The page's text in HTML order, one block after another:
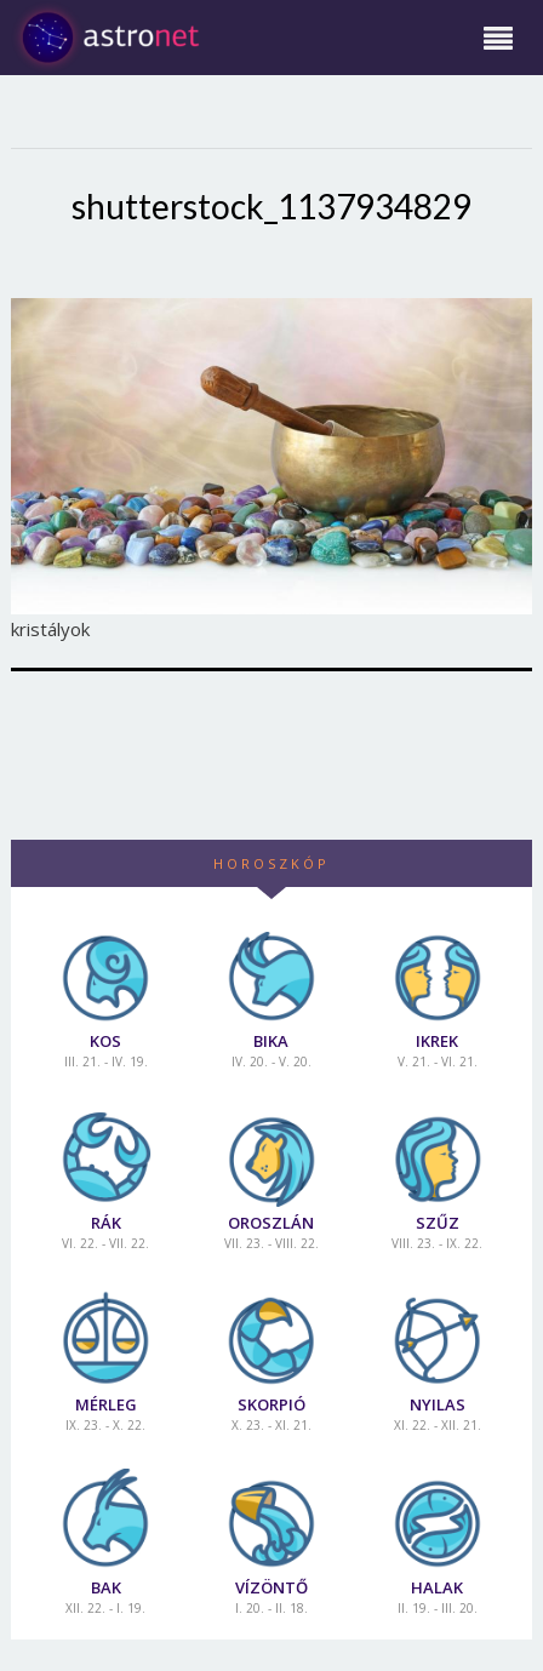
shutterstock_1137934829
kristályok
HOROSZKÓP
KOS
III. 21. - IV. 19.
BIKA
IV. 20. - V. 20.
IKREK
V. 21. - VI. 21.
RÁK
VI. 22. - VII. 22.
OROSZLÁN
VII. 23. - VIII. 22.
SZŰZ
VIII. 23. - IX. 22.
MÉRLEG
IX. 23. - X. 22.
SKORPIÓ
X. 23. - XI. 21.
NYILAS
XI. 22. - XII. 21.
BAK
XII. 22. - I. 19.
VÍZÖNTŐ
I. 20. - II. 18.
HALAK
II. 19. - III. 20.